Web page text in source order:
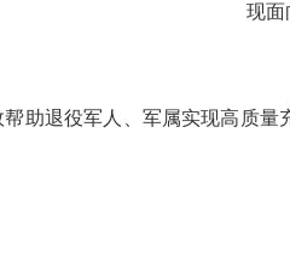
现面向
退役军人、军属实现高质量